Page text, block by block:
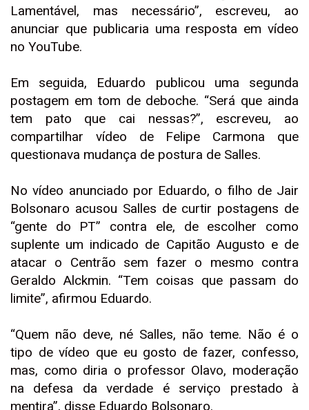
Lamentável, mas necessário”, escreveu, ao
anunciar que publicaria uma resposta em vídeo
no YouTube.
Em seguida, Eduardo publicou uma segunda
postagem em tom de deboche. “Será que ainda
tem pato que cai nessas?”, escreveu, ao
compartilhar vídeo de Felipe Carmona que
questionava mudança de postura de Salles.
No vídeo anunciado por Eduardo, o filho de Jair
Bolsonaro acusou Salles de curtir postagens de
“gente do PT” contra ele, de escolher como
suplente um indicado de Capitão Augusto e de
atacar o Centrão sem fazer o mesmo contra
Geraldo Alckmin. “Tem coisas que passam do
limite”, afirmou Eduardo.
“Quem não deve, né Salles, não teme. Não é o
tipo de vídeo que eu gosto de fazer, confesso,
mas, como diria o professor Olavo, moderação
na defesa da verdade é serviço prestado à
mentira”, disse Eduardo Bolsonaro.